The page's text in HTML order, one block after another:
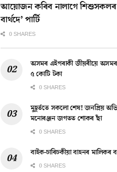
আয়োজন কৰিব নালাগে শিশুসকলৰ
বাৰ্থদে’ পাৰ্টি
0 SHARES
অসমৰ এইগৰাকী জীয়ৰীয়ে অসমৰ
৫ কোটি টকা
0 SHARES
মুহূৰ্ততে সকলো শেষ! জনপ্ৰিয়
মনোৰঞ্জন জগতত শোকৰ ছাঁ
0 SHARES
বাইক-চাৰিচকীয়া বাহনৰ মালিকৰ
0 SHARES